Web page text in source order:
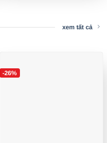
xem tất cả
-26%